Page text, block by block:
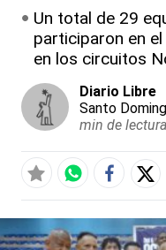
Un total de 29
participaron en
en los circuitos
Diario Libre
Santo
min de lectura